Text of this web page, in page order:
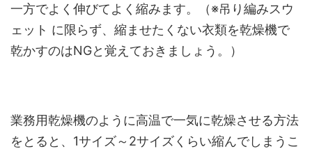
一方でよく伸びてよく縮みます。（※吊り編みスウ
ェット に限らず、縮ませたくない衣類を乾燥機で
乾かすのはNGと覚えておきましょう。）
業務用乾燥機のように高温で一気に乾燥させる方法
をとると、1サイズ～2サイズくらい縮んでしまうこ